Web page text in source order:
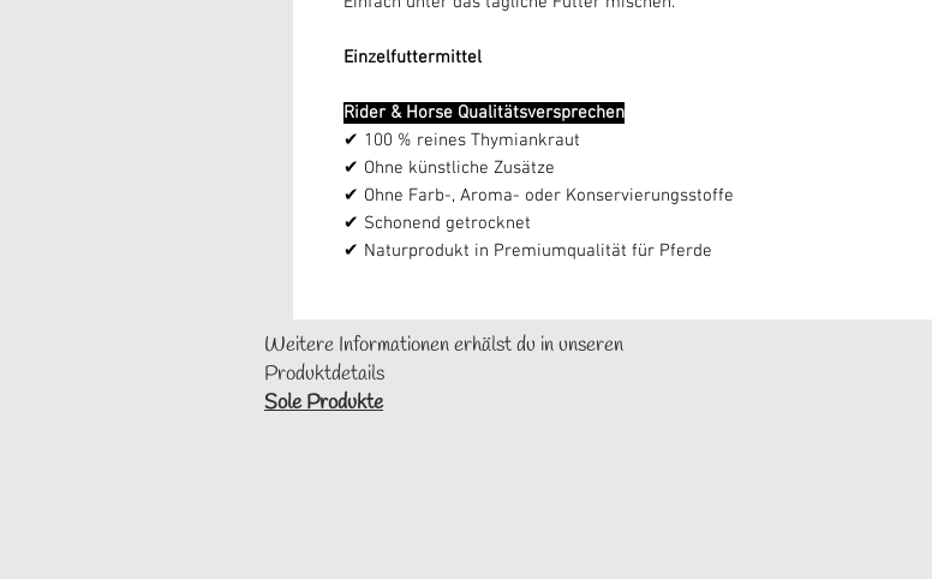
Einzelfuttermittel
Rider & Horse Qualitätsversprechen
✔ 100 % reines Thymiankraut
✔ Ohne künstliche Zusätze
✔ Ohne Farb-, Aroma- oder Konservierungsstoffe
✔ Schonend getrocknet
✔ Naturprodukt in Premiumqualität für Pferde
Weitere Informationen erhälst du in unseren
Produktdetails
Sole Produkte